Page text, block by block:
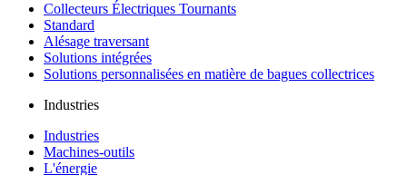
Collecteurs Électriques Tournants
Standard
Alésage traversant
Solutions intégrées
Solutions personnalisées en matière de bagues collectrices
Industries
Industries
Machines-outils
L'énergie